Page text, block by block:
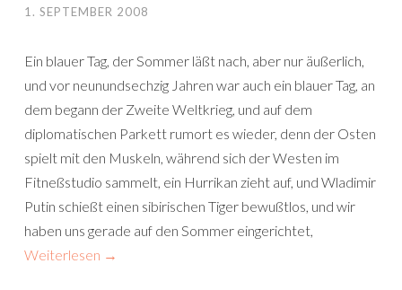
1. SEPTEMBER 2008
Ein blauer Tag, der Sommer läßt nach, aber nur äußerlich,
und vor neunundsechzig Jahren war auch ein blauer Tag, an
dem begann der Zweite Weltkrieg, und auf dem
diplomatischen Parkett rumort es wieder, denn der Osten
spielt mit den Muskeln, während sich der Westen im
Fitneßstudio sammelt, ein Hurrikan zieht auf, und Wladimir
Putin schießt einen sibirischen Tiger bewußtlos, und wir
haben uns gerade auf den Sommer eingerichtet,
Weiterlesen →